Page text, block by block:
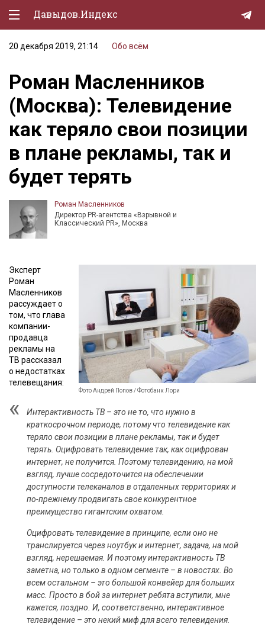
Давыдов.Индекс
Политическая жизнь
Экономика
Природа
Образование
Спорт
Культура
Lifestyle
Мурзилка
20 декабря 2019, 21:14 Обо всём
Роман Масленников
(Москва): Телевидение
как теряло свои позиции
в плане рекламы, так и
будет терять
Роман Масленников
Директор PR-агентства «Взрывной и
Классический PR», Москва
Фото Андрей Попов / Фотобанк Лори
Эксперт
Роман
Масленников
рассуждает о
том, что глава
компании-
продавца
рекламы на
ТВ рассказал
о недостатках
телевещания:
Интерактивность ТВ – это не то, что нужно в
краткосрочном периоде, потому что телевидение как
теряло свои позиции в плане рекламы, так и будет
терять. Оцифровать телевидение так, как оцифрован
интернет, не получится. Поэтому телевидению, на мой
взгляд, лучше сосредоточится на обеспечении
доступности телеканалов в отдаленных территориях и
по-прежнему продвигать свое конкурентное
преимущество гигантским охватом.
Оцифровать телевидение в принципе, если оно не
транслируется через ноутбук и интернет, задача, на мой
взгляд, нерешаемая. И поэтому интерактивность ТВ
заметна, но только в одном сегменте – в новостях. Во
всем остальном – это большой конвейер для больших
масс. Просто в бой за интернет ребята вступили, мне
кажется, поздно. И, соответственно, интерактивное
телевидение – это некий миф для всего телевидения.